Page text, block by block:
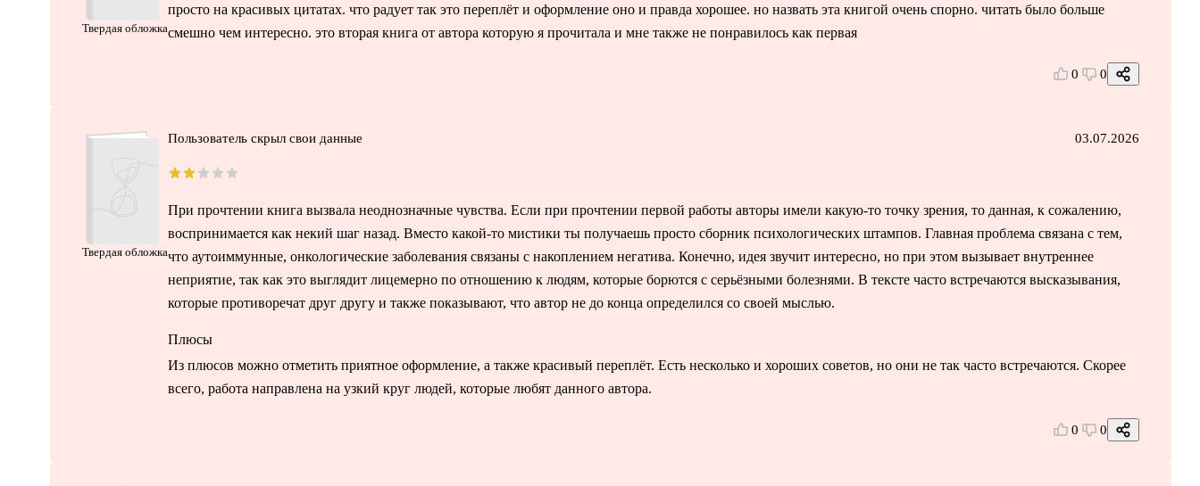
Твердая обложка
просто на красивых цитатах. что радует так это переплёт и оформление оно и правда хорошее. но назвать эта книгой очень спорно. читать было больше
смешно чем интересно. это вторая книга от автора которую я прочитала и мне также не понравилось как первая
0 0
Твердая обложка
Пользователь скрыл свои данные 03.07.2026
При прочтении книга вызвала неоднозначные чувства. Если при прочтении первой работы авторы имели какую-то точку зрения, то данная, к сожалению,
воспринимается как некий шаг назад. Вместо какой-то мистики ты получаешь просто сборник психологических штампов. Главная проблема связана с тем,
что аутоиммунные, онкологические заболевания связаны с накоплением негатива. Конечно, идея звучит интересно, но при этом вызывает внутреннее
неприятие, так как это выглядит лицемерно по отношению к людям, которые борются с серьёзными болезнями. В тексте часто встречаются высказывания,
которые противоречат друг другу и также показывают, что автор не до конца определился со своей мыслью.
Плюсы
Из плюсов можно отметить приятное оформление, а также красивый переплёт. Есть несколько и хороших советов, но они не так часто встречаются. Скорее
всего, работа направлена на узкий круг людей, которые любят данного автора.
0 0